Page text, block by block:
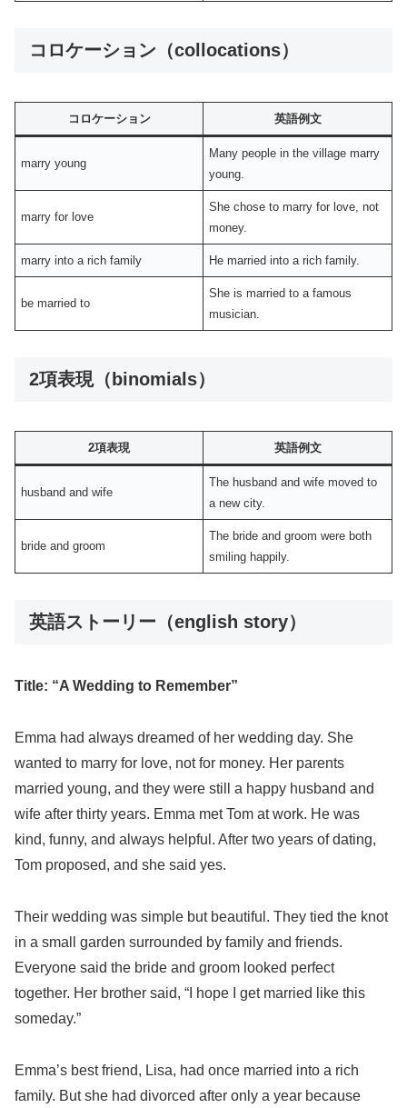
コロケーション（collocations）
コロケーション 英語例文
marry young
Many people in the village marry
young.
marry for love
She chose to marry for love, not
money.
marry into a rich family He married into a rich family.
be married to
She is married to a famous
musician.
2項表現（binomials）
2項表現 英語例文
husband and wife
The husband and wife moved to
a new city.
bride and groom
The bride and groom were both
smiling happily.
英語ストーリー（english story）
Title: “A Wedding to Remember”
Emma had always dreamed of her wedding day. She
wanted to marry for love, not for money. Her parents
married young, and they were still a happy husband and
wife after thirty years. Emma met Tom at work. He was
kind, funny, and always helpful. After two years of dating,
Tom proposed, and she said yes.
Their wedding was simple but beautiful. They tied the knot
in a small garden surrounded by family and friends.
Everyone said the bride and groom looked perfect
together. Her brother said, “I hope I get married like this
someday.”
Emma’s best friend, Lisa, had once married into a rich
family. But she had divorced after only a year because